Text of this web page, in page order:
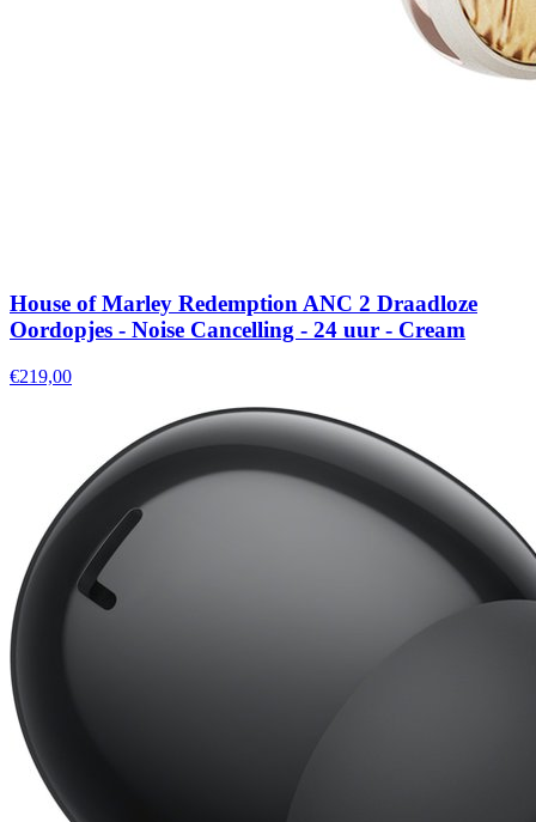
House of Marley Redemption ANC 2 Draadloze
Oordopjes - Noise Cancelling - 24 uur - Cream
€219,00